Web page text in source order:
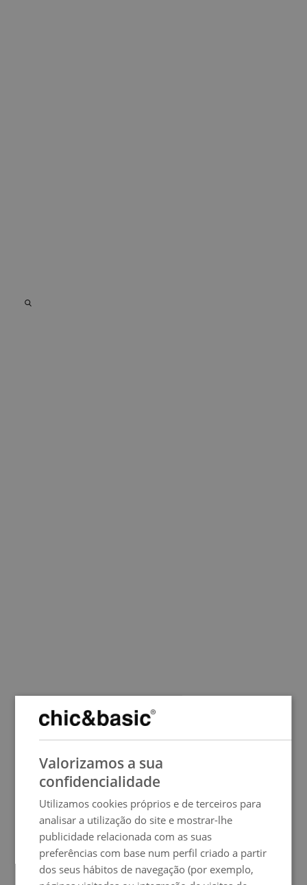
O nosso hostel chic&basic Tallers oferece quartos com casa de banho privativa
que possas estar sempre nas nuvens ou na nuvem, colocamos à tua disposição as áreas
comuns onde te podes ligar à Internet a partir do nosso computador.
O serviço dereceção 24 horasfica no Hotel chic&basic Reding, na calle Gravina 5-7, a
Serviços
SPANISH
ITALIAN
PORTUGUESE
HUNGARIAN
Valorizamos a sua
confidencialidade
Utilizamos cookies próprios e de terceiros para
analisar a utilização do site e mostrar-lhe
publicidade relacionada com as suas
preferências com base num perfil criado a partir
dos seus hábitos de navegação (por exemplo,